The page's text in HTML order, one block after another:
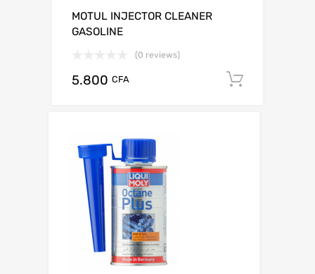
MOTUL INJECTOR CLEANER
GASOLINE
(0 reviews)
5.800 CFA